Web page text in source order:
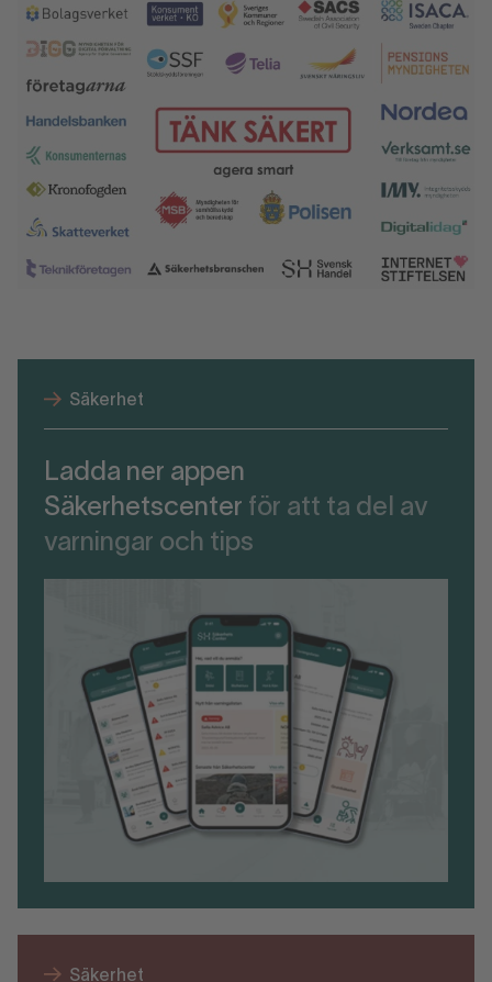
Säkerhet
Ladda ner appen
Säkerhetscenter för att ta del av
varningar och tips
Säkerhet